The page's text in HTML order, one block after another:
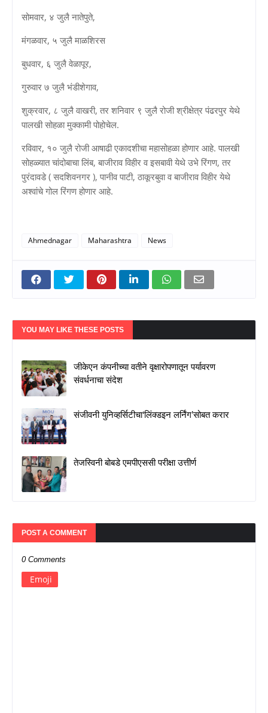
सोमवार, ४ जुलै नातेपुते,
मंगळवार, ५ जुलै माळशिरस
बुधवार, ६ जुलै वेळापूर,
गुरुवार ७ जुलै भंडीशेगाव,
शुक्रवार, ८ जुलै वाखरी, तर शनिवार ९ जुलै रोजी श्रीक्षेत्र पंढरपुर येथे
पालखी सोहळा मुक्कामी पोहोचेल.
रविवार, १० जुलै रोजी आषाढी एकादशीचा महासोहळा होणार आहे. पालखी
सोहळ्यात चांदोबाचा लिंब, बाजीराव विहीर व इसबावी येथे उभे रिंगण, तर
पुरंदावडे ( सदशिवनगर ), पानीव पाटी, ठाकूरबुवा व बाजीराव विहीर येथे
अश्वांचे गोल रिंगण होणार आहे.
Ahmednagar Maharashtra News
YOU MAY LIKE THESE POSTS
जीकेएन कंपनीच्या वतीने वृक्षारोपणातून पर्यावरण
संवर्धनाचा संदेश
संजीवनी युनिव्हर्सिटीचा‘लिंक्डइन लर्निंग’सोबत करार
तेजस्विनी बोबडे एमपीएससी परीक्षा उत्तीर्ण
POST A COMMENT
0 Comments
Emoji